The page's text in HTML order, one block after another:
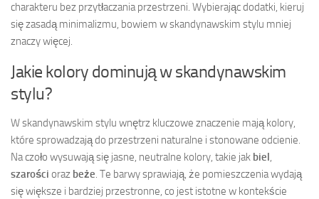
charakteru bez przytłaczania przestrzeni. Wybierając dodatki, kieruj
się zasadą minimalizmu, bowiem w skandynawskim stylu mniej
znaczy więcej.
Jakie kolory dominują w skandynawskim
stylu?
W skandynawskim stylu wnętrz kluczowe znaczenie mają kolory,
które sprowadzają do przestrzeni naturalne i stonowane odcienie.
Na czoło wysuwają się jasne, neutralne kolory, takie jak biel ,
szarości oraz beże. Te barwy sprawiają, że pomieszczenia wydają
się większe i bardziej przestronne, co jest istotne w kontekście